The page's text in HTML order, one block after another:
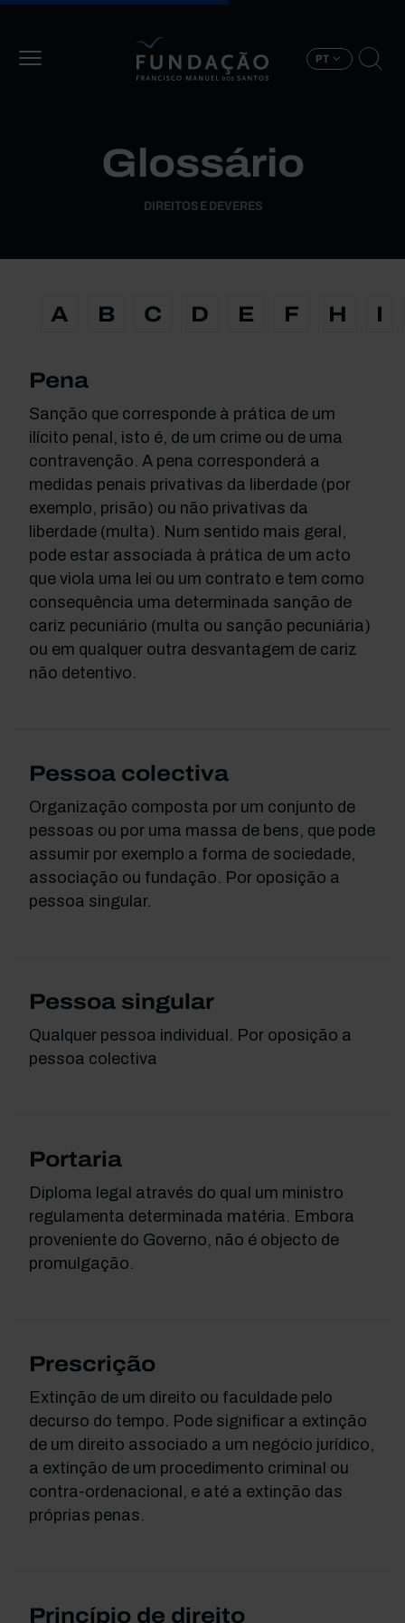
PT
Glossário
DIREITOS E DEVERES
A B C D E F H I
Pena
Sanção que corresponde à prática de um
ilícito penal, isto é, de um crime ou de uma
contravenção. A pena corresponderá a
medidas penais privativas da liberdade (por
exemplo, prisão) ou não privativas da
liberdade (multa). Num sentido mais geral,
pode estar associada à prática de um acto
que viola uma lei ou um contrato e tem como
consequência uma determinada sanção de
cariz pecuniário (multa ou sanção pecuniária)
ou em qualquer outra desvantagem de cariz
não detentivo.
Pessoa colectiva
Organização composta por um conjunto de
pessoas ou por uma massa de bens, que pode
assumir por exemplo a forma de sociedade,
associação ou fundação. Por oposição a
pessoa singular.
Pessoa singular
Qualquer pessoa individual. Por oposição a
pessoa colectiva
Portaria
Diploma legal através do qual um ministro
regulamenta determinada matéria. Embora
proveniente do Governo, não é objecto de
promulgação.
Prescrição
Extinção de um direito ou faculdade pelo
decurso do tempo. Pode significar a extinção
de um direito associado a um negócio jurídico,
a extinção de um procedimento criminal ou
contra-ordenacional, e até a extinção das
próprias penas.
Princípio de direito